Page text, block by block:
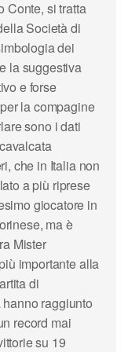
Conte, si tratta
Società di
dei
la suggestiva
e forse
la compagine
sono i dati
che in Italia non
a più riprese
giocatore in
ma è
Mister
importante alla
di
raggiunto
record mai
su 19